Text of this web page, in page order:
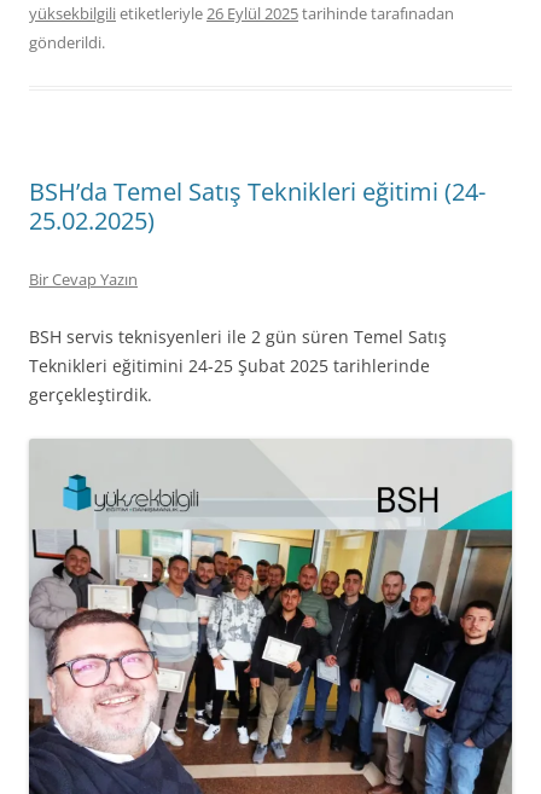
yüksekbilgilietiketleriyle26 Eylül 2025tarihindetarafınadan
gönderildi.
BSH’da Temel Satış Teknikleri eğitimi (24-
25.02.2025)
Bir Cevap Yazın
BSH servis teknisyenleri ile 2 gün süren Temel Satış
Teknikleri eğitimini 24-25 Şubat 2025 tarihlerinde
gerçekleştirdik.